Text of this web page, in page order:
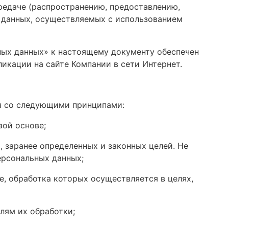
(распространению, предоставлению,
осуществляемых с использованием
данных» к настоящему документу обеспечен
на сайте Компании в сети Интернет.
со следующими принципами:
основе;
определенных и законных целей. Не
данных;
обработка которых осуществляется в целях,
их обработки;